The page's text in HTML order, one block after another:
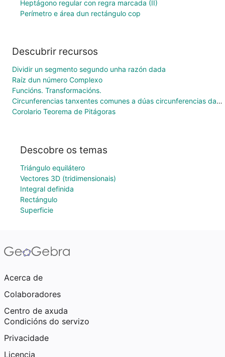
Heptágono regular con regra marcada (II)
Perímetro e área dun rectángulo cop
Descubrir recursos
Dividir un segmento segundo unha razón dada
Raíz dun número Complexo
Funcións. Transformacións.
Circunferencias tanxentes comunes a dúas circunferencias dado o raio
Corolario Teorema de Pitágoras
Descobre os temas
Triángulo equilátero
Vectores 3D (tridimensionais)
Integral definida
Rectángulo
Superficie
Acerca de
Colaboradores
Centro de axuda
Condicións do servizo
Privacidade
Licencia